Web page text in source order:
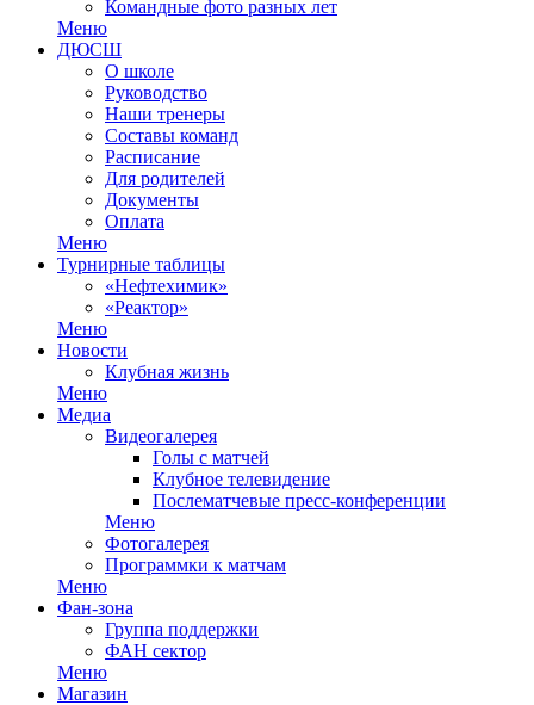
Командные фото разных лет
Меню
ДЮСШ
О школе
Руководство
Наши тренеры
Составы команд
Расписание
Для родителей
Документы
Оплата
Меню
Турнирные таблицы
«Нефтехимик»
«Реактор»
Меню
Новости
Клубная жизнь
Меню
Медиа
Видеогалерея
Голы с матчей
Клубное телевидение
Послематчевые пресс-конференции
Меню
Фотогалерея
Программки к матчам
Меню
Фан-зона
Группа поддержки
ФАН сектор
Меню
Магазин